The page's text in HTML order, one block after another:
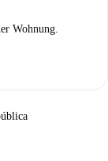
Wohnung.